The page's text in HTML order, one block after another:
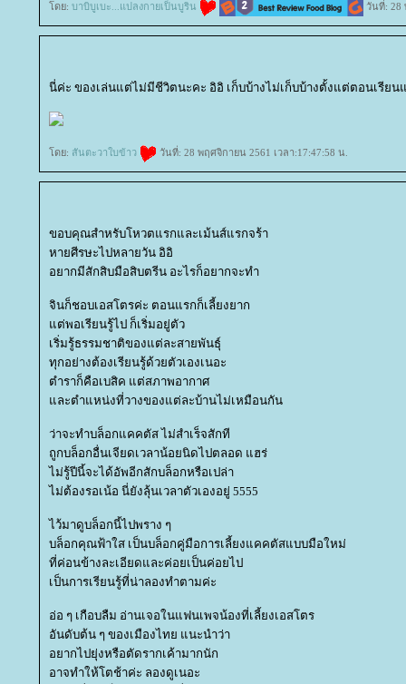
ดย: บาบิบูเบะ...แปลงกายเป็นบูริน วันที่: 28
นี่ค่ะ ของเล่นแต่ไม่มีชีวิตนะคะ อิอิ เก็บบ้างไม่เก็บบ้างตั้งแต่ตอนเรียน
ดย: สันตะวาใบข้าว วันที่: 28 พฤศจิกายน 2561 เวลา:17:47:58 น.
ขอบคุณสำหรับโหวตแรกและเม้นส์แรกจร้า
หายศีรษะไปหลายวัน อิอิ
อยากมีสักสิบมือสิบตรีน อะไรก็อยากจะทำ
จินก็ชอบเอสโตรค่ะ ตอนแรกก็เลี้ยงยาก
ต่พอเรียนรู้ไป ก็เริ่มอยู่ตัว
เริ่มรู้ธรรมชาติของแต่ละสายพันธุ์
ทุกอย่างต้องเรียนรู้ด้วยตัวเองเนอะ
ตำราก็คือเบสิค แต่สภาพอากาศ
ละตำแหน่งที่วางของแต่ละบ้านไม่เหมือนกัน
ว่าจะทำบล็อกแคคตัส ไม่สำเร็จสักที
ถูกบล็อกอื่นเจียดเวลาน้อยนิดไปตลอด แฮร่
ไม่รู้ปีนี้จะได้อัพอีกสักบล็อกหรือเปล่า
ไม่ต้องรอเน้อ นี่ยังลุ้นเวลาตัวเองอยู่ 5555
ไว้มาดูบล็อกนี้ไปพราง ๆ
บล็อกคุณฟ้าใส เป็นบล็อกคู่มือการเลี้ยงแคคตัสแบบมือใหม่
ที่ค่อนข้างละเอียดและค่อยเป็นค่อยไป
เป็นการเรียนรู้ที่น่าลองทำตามค่ะ
อ่อ ๆ เกือบลืม อ่านเจอในแฟนเพจน้องที่เลี้ยงเอสโตร
อันดับต้น ๆ ของเมืองไทย แนะนำว่า
อยากไปยุ่งหรือตัดรากเค้ามากนัก
อาจทำให้โตช้าค่ะ ลองดูเนอะ